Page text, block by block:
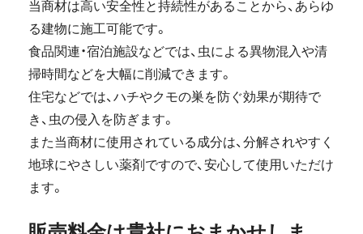
当商材は高い安全性と持続性があることから、あらゆ
る建物に施工可能です。
食品関連・宿泊施設などでは、虫による異物混入や清
掃時間などを大幅に削減できます。
住宅などでは、ハチやクモの巣を防ぐ効果が期待で
き、虫の侵入を防ぎます。
また当商材に使用されている成分は、分解されやすく
地球にやさしい薬剤ですので、安心して使用いただけ
ます。